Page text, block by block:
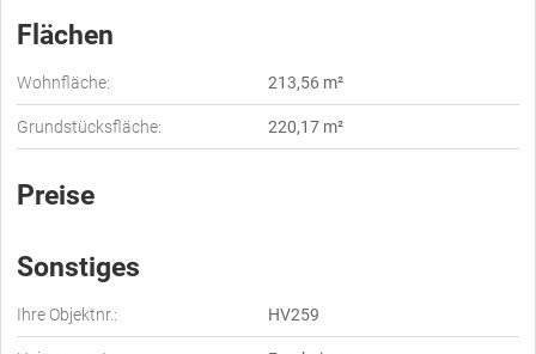
Flächen
Wohnfläche: 213,56 m²
Grundstücksfläche: 220,17 m²
Preise
Sonstiges
Ihre Objektnr.: HV259